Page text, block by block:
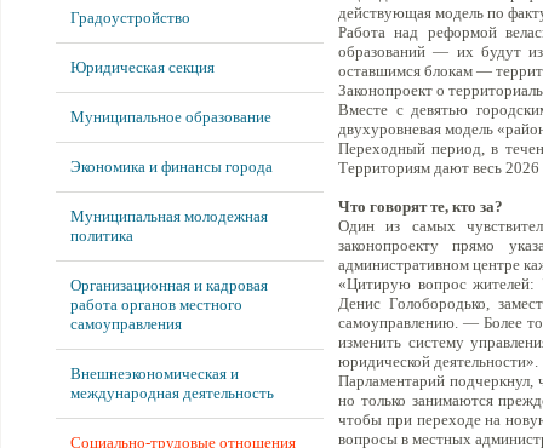
Градоустройство
Юридическая секция
Муниципальное образование
Экономика и финансы города
Муниципальная молодежная
политика
Организационная и кадровая
работа органов местного
самоуправления
Внешнеэкономическая и
международная деятельность
Социально-трудовые отношения
действующая модель по
Работа над реформой
образований — их будут
оставшимся блокам —
Законопроект о
Вместе с девятью
двухуровневая модель
Переходный период, в
Территориям дают весь
Что говорят те, кто за?
Один из самых
законопроекту прямо
административном центре
«Цитирую вопрос жителей:
Денис Голобородько,
самоуправлению. — Более
изменить систему
юридической деятельности».
Парламентарий подчеркнул,
но только занимаются
чтобы при переходе на
вопросы в местных